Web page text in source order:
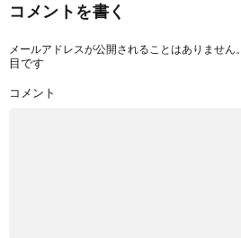
コメントを書く
メールアドレスが公開されることはありません。
目です
コメント